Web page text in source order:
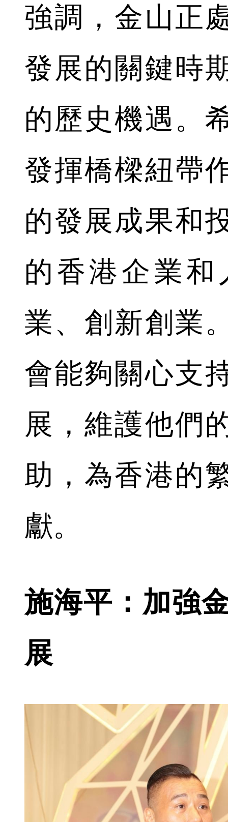
強調，金山正
發展的關鍵時
的歷史機遇。
發揮橋樑紐帶
的發展成果和
的香港企業
業、創新創業
會能夠關心支
展，維護他們
助，為香港的
獻。
施海平：加強
展